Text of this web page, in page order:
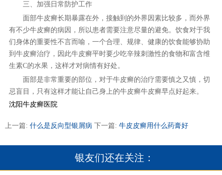
三、加强日常防护工作
面部牛皮癣长期暴露在外，接触到的外界因素比较多，而外界
有不少牛皮癣的病因，所以患者需要注意尽量的避免。饮食对于我
们身体的重要性不言而喻，一个合理、规律、健康的饮食能够协助
到牛皮癣治疗，因此牛皮癣平时要少吃辛辣刺激性的食物和富含维
生素C的水果，这样才对病情有好处。
面部是非常重要的部位，对于牛皮癣的治疗需要慎之又慎，切
忌盲目，只有这样才能让自己身上的牛皮癣牛皮癣早点好起来。
沈阳牛皮癣医院
上一篇: 什么是反向型银屑病 下一篇: 牛皮皮癣用什么药膏好
银友们还在关注：